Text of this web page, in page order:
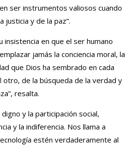
ser instrumentos valiosos cuando
justicia y de la paz”.
en que el ser humano
jamás la conciencia moral, la
que Dios ha sembrado en cada
de la búsqueda de la verdad y
resalta.
y la participación social,
y la indiferencia. Nos llama a
estén verdaderamente al